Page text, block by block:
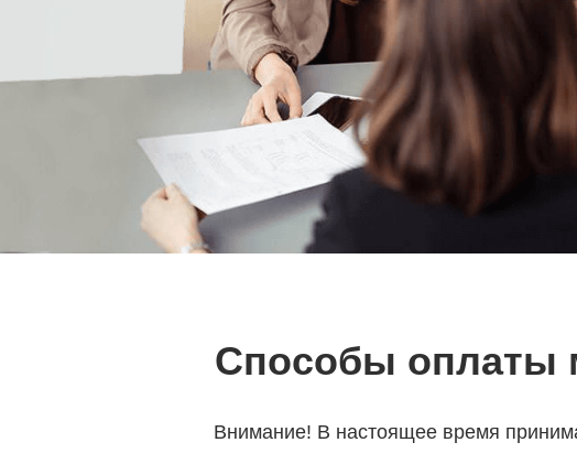
Способы оплаты
Внимание! В настоящее время